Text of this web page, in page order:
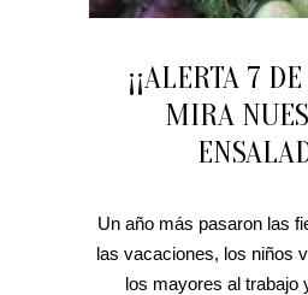
¡¡ALERTA 7
MIRA
Un año más pasaron las
las vacaciones, los niños
los mayores al trabajo